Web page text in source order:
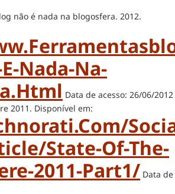
não é nada na blogosfera. 2012.
Nada-Na-
Data de acesso: 26/06/2012
2011. Disponível em:
state-Of-The-
2011-Part1/ Data de